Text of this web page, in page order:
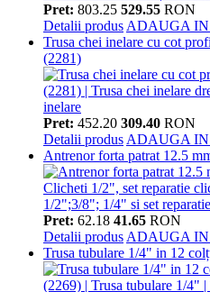
Pret: 803.25 529.55 RON
Detalii produs ADAUGA IN
Trusa chei inelare cu cot
(2281)
Pret: 452.20 309.40 RON
Detalii produs ADAUGA IN
Antrenor forta patrat 12.5
Pret: 62.18 41.65 RON
Detalii produs ADAUGA IN
Trusa tubulare 1/4" in 12